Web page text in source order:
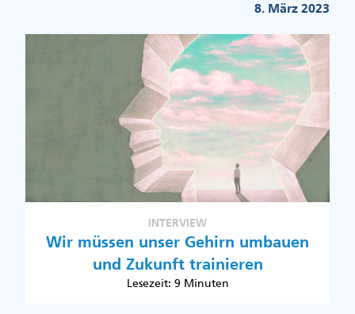
8. März 2023
INTERVIEW
Wir müssen unser Gehirn umbauen
und Zukunft trainieren
Lesezeit: 9 Minuten